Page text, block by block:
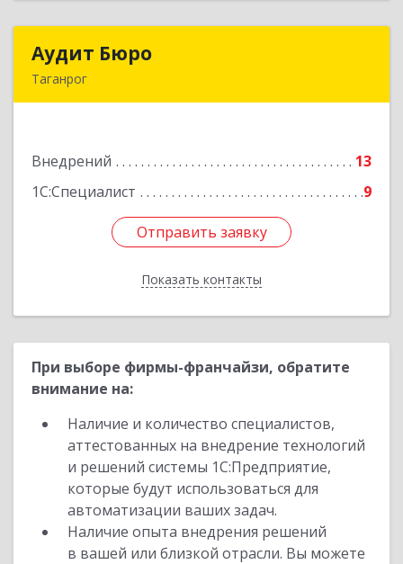
Аудит Бюро
Таганрог
Внедрений
13
1С:Специалист
9
Отправить заявку
Показать контакты
Подробнее
Отправить заявку
Назад
При выборе фирмы-франчайзи, обратите
внимание на:
Наличие и количество специалистов,
аттестованных на внедрение технологий
и решений системы 1С:Предприятие,
которые будут использоваться для
автоматизации ваших задач.
Наличие опыта внедрения решений
в вашей или близкой отрасли. Вы можете